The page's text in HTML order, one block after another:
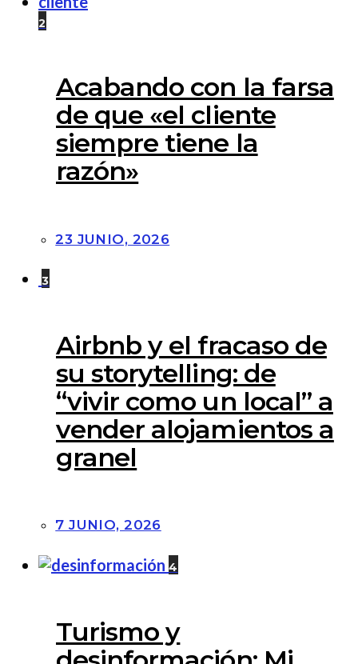
2
Acabando con la farsa
de que «el cliente
siempre tiene la
razón»
23 JUNIO, 2026
3
Airbnb y el fracaso de
su storytelling: de
“vivir como un local” a
vender alojamientos a
granel
7 JUNIO, 2026
4
Turismo y